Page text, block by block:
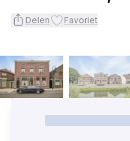
Delen Favoriet